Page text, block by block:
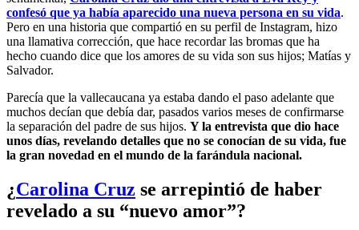
confesó que ya había aparecido una nueva persona en su vida.
Pero en una historia que compartió en su perfil de Instagram, hizo
una llamativa corrección, que hace recordar las bromas que ha
hecho cuando dice que los amores de su vida son sus hijos; Matías y
Salvador.
Parecía que la vallecaucana ya estaba dando el paso adelante que
muchos decían que debía dar, pasados varios meses de confirmarse
la separación del padre de sus hijos. Y la entrevista que dio hace
unos días, revelando detalles que no se conocían de su vida, fue
la gran novedad en el mundo de la farándula nacional.
¿Carolina Cruz se arrepintió de haber
revelado a su “nuevo amor”?